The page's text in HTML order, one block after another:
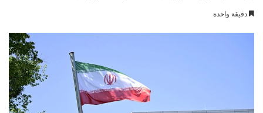
دقيقة واحدة